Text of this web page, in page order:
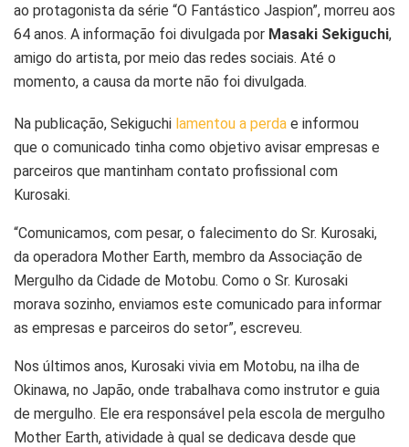
ao protagonista da série “O Fantástico Jaspion”, morreu aos
64 anos. A informação foi divulgada por Masaki Sekiguchi,
amigo do artista, por meio das redes sociais. Até o
momento, a causa da morte não foi divulgada.
Na publicação, Sekiguchi lamentou a perda e informou
que o comunicado tinha como objetivo avisar empresas e
parceiros que mantinham contato profissional com
Kurosaki.
“Comunicamos, com pesar, o falecimento do Sr. Kurosaki,
da operadora Mother Earth, membro da Associação de
Mergulho da Cidade de Motobu. Como o Sr. Kurosaki
morava sozinho, enviamos este comunicado para informar
as empresas e parceiros do setor”, escreveu.
Nos últimos anos, Kurosaki vivia em Motobu, na ilha de
Okinawa, no Japão, onde trabalhava como instrutor e guia
de mergulho. Ele era responsável pela escola de mergulho
Mother Earth, atividade à qual se dedicava desde que